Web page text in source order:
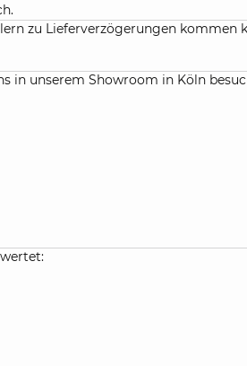
zu Lieferverzögerungen kommen
unserem Showroom in Köln